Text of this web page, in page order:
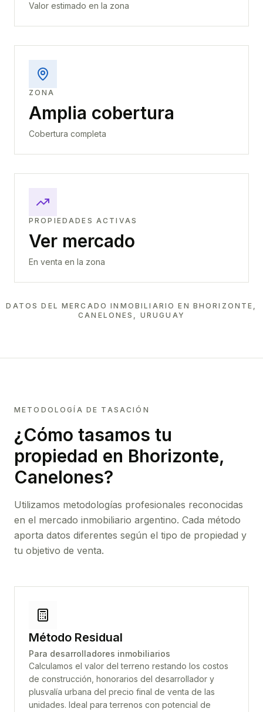
Valor estimado en la zona
ZONA
Amplia cobertura
Cobertura completa
PROPIEDADES ACTIVAS
Ver mercado
En venta en la zona
DATOS DEL MERCADO INMOBILIARIO EN BHORIZONTE,
CANELONES, URUGUAY
METODOLOGÍA DE TASACIÓN
¿Cómo tasamos tu
propiedad en Bhorizonte,
Canelones?
Utilizamos metodologías profesionales reconocidas
en el mercado inmobiliario argentino. Cada método
aporta datos diferentes según el tipo de propiedad y
tu objetivo de venta.
Método Residual
Para desarrolladores inmobiliarios
Calculamos el valor del terreno restando los costos
de construcción, honorarios del desarrollador y
plusvalía urbana del precio final de venta de las
unidades. Ideal para terrenos con potencial de